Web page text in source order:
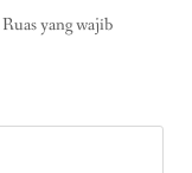
Ruas yang wajib